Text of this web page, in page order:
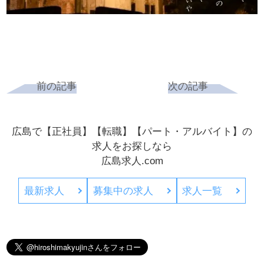
前の記事 次の記事
広島で【正社員】【転職】【パート・アルバイト】の
求人をお探しなら
広島求人.com
最新求人 募集中の求人 求人一覧